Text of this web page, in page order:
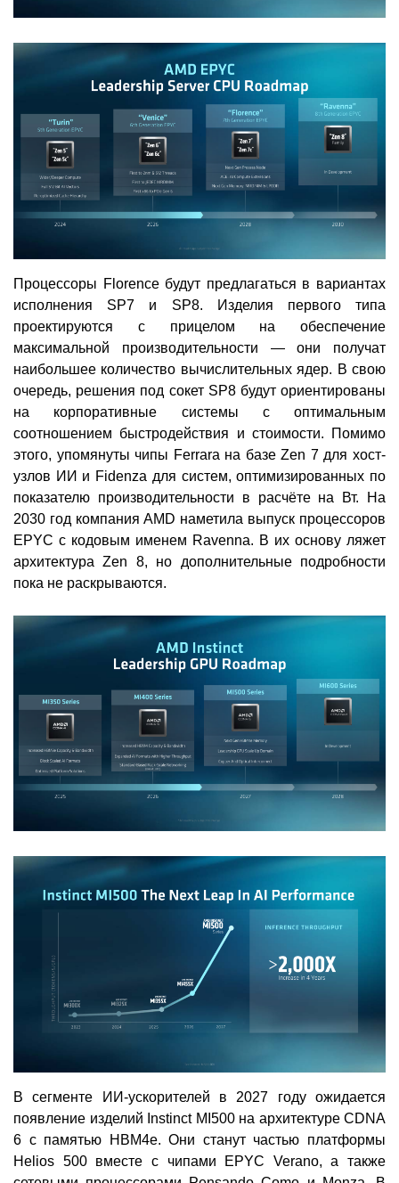
Процессоры Florence будут предлагаться в вариантах
исполнения SP7 и SP8. Изделия первого типа
проектируются с прицелом на обеспечение
максимальной производительности — они получат
наибольшее количество вычислительных ядер. В свою
очередь, решения под сокет SP8 будут ориентированы
на корпоративные системы с оптимальным
соотношением быстродействия и стоимости. Помимо
этого, упомянуты чипы Ferrara на базе Zen 7 для хост-
узлов ИИ и Fidenza для систем, оптимизированных по
показателю производительности в расчёте на Вт. На
2030 год компания AMD наметила выпуск процессоров
EPYC с кодовым именем Ravenna. В их основу ляжет
архитектура Zen 8, но дополнительные подробности
пока не раскрываются.
В сегменте ИИ-ускорителей в 2027 году ожидается
появление изделий Instinct MI500 на архитектуре CDNA
6 с памятью HBM4e. Они станут частью платформы
Helios 500 вместе с чипами EPYC Verano, а также